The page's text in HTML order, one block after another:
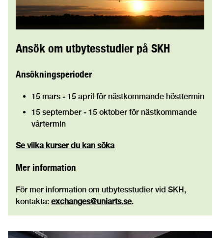
Ansök om utbytesstudier på SKH
Ansökningsperioder
15 mars - 15 april för nästkommande hösttermin
15 september - 15 oktober för nästkommande
vårtermin
Se vilka kurser du kan söka
Mer information
För mer information om utbytesstudier vid SKH,
kontakta: exchanges@uniarts.se.